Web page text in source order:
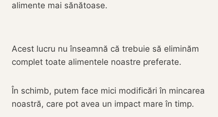
alimente mai sănătoase.
Acest lucru nu înseamnă că trebuie să eliminăm
complet toate alimentele noastre preferate.
În schimb, putem face mici modificări în mincarea
noastră, care pot avea un impact mare în timp.